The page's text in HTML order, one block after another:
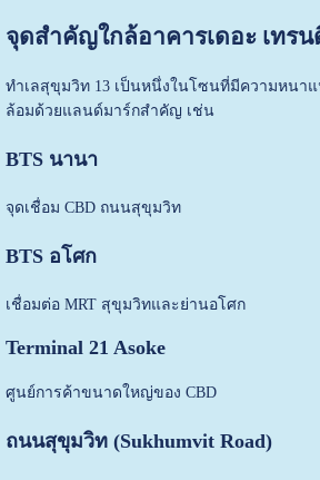
จุดสำคัญใกล้อาคารเดอะ เทรน
ทำเลสุขุมวิท 13 เป็นหนึ่งในโซนที่มีความหนา
ล้อมด้วยแลนด์มาร์กสำคัญ เช่น
BTS นานา
จุดเชื่อม CBD ถนนสุขุมวิท
BTS อโศก
เชื่อมต่อ MRT สุขุมวิทและย่านอโศก
Terminal 21 Asoke
ศูนย์การค้าขนาดใหญ่ของ CBD
ถนนสุขุมวิท (Sukhumvit Road)